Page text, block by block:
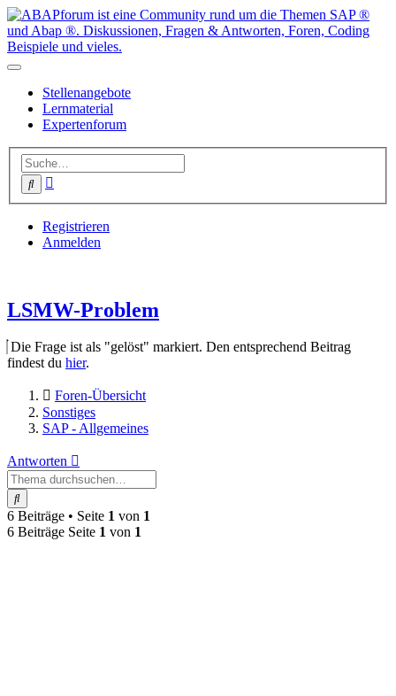
Stellenangebote
Lernmaterial
Expertenforum
Suche
Registrieren
Anmelden
LSMW-Problem
Die Frage ist als "gelöst" markiert. Den entsprechend Beitrag
findest du hier.
Foren-Übersicht
Sonstiges
SAP - Allgemeines
Antworten
Suche
6 Beiträge • Seite 1 von 1
6 Beiträge Seite 1 von 1